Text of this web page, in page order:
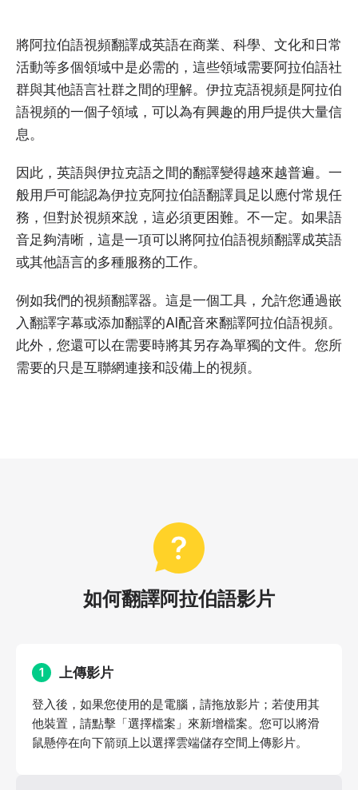
將阿拉伯語視頻翻譯成英語在商業、科學、文化和日常
活動等多個領域中是必需的，這些領域需要阿拉伯語社
群與其他語言社群之間的理解。伊拉克語視頻是阿拉伯
語視頻的一個子領域，可以為有興趣的用戶提供大量信
息。
因此，英語與伊拉克語之間的翻譯變得越來越普遍。一
般用戶可能認為伊拉克阿拉伯語翻譯員足以應付常規任
務，但對於視頻來說，這必須更困難。不一定。如果語
音足夠清晰，這是一項可以將阿拉伯語視頻翻譯成英語
或其他語言的多種服務的工作。
例如我們的視頻翻譯器。這是一個工具，允許您通過嵌
入翻譯字幕或添加翻譯的AI配音來翻譯阿拉伯語視頻。
此外，您還可以在需要時將其另存為單獨的文件。您所
需要的只是互聯網連接和設備上的視頻。
如何翻譯阿拉伯語影片
1 上傳影片
登入後，如果您使用的是電腦，請拖放影片；若使用其
他裝置，請點擊「選擇檔案」來新增檔案。您可以將滑
鼠懸停在向下箭頭上以選擇雲端儲存空間上傳影片。